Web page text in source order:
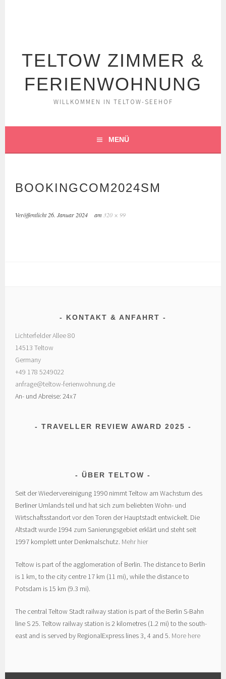
TELTOW ZIMMER &
FERIENWOHNUNG
WILLKOMMEN IN TELTOW-SEEHOF
MENÜ
BOOKINGCOM2024SM
Veröffentlicht26. Januar 2024 am 320 × 99
KONTAKT & ANFAHRT
Lichterfelder Allee 80
14513 Teltow
Germany
+49 178 5249022
anfrage@teltow-ferienwohnung.de
An- und Abreise: 24x7
TRAVELLER REVIEW AWARD 2025
ÜBER TELTOW
Seit der Wiedervereinigung 1990 nimmt Teltow am Wachstum des
Berliner Umlands teil und hat sich zum beliebten Wohn- und
Wirtschaftsstandort vor den Toren der Hauptstadt entwickelt. Die
Altstadt wurde 1994 zum Sanierungsgebiet erklärt und steht seit
1997 komplett unter Denkmalschutz. Mehr hier
Teltow is part of the agglomeration of Berlin. The distance to Berlin
is 1 km, to the city centre 17 km (11 mi), while the distance to
Potsdam is 15 km (9.3 mi).
The central Teltow Stadt railway station is part of the Berlin S-Bahn
line S 25. Teltow railway station is 2 kilometres (1.2 mi) to the south-
east and is served by RegionalExpress lines 3, 4 and 5. More here